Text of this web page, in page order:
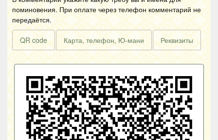
поминовения. При оплате через телефон комментарий не
передаётся.
QR code Карта, телефон, Ю-мани Реквизиты